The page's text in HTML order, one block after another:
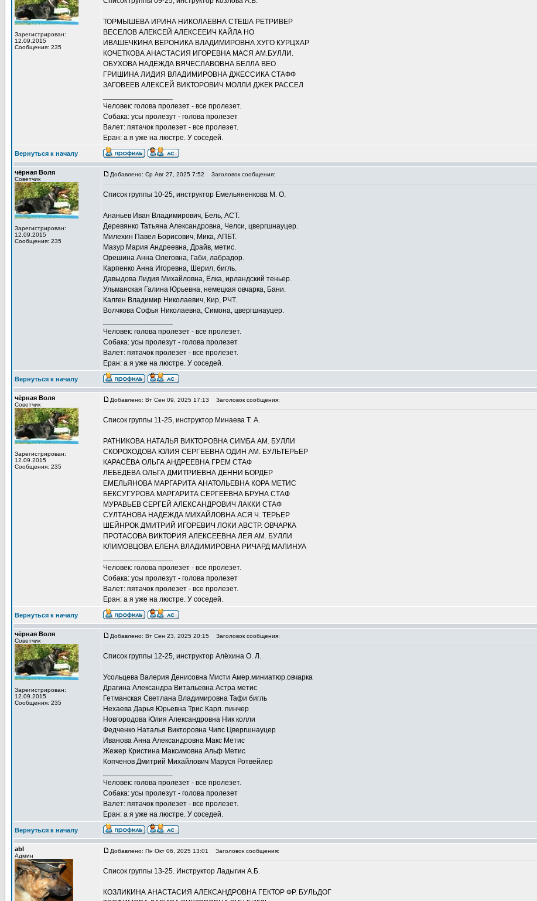
Зарегистрирован:
12.09.2015
Сообщения: 235
ТОРМЫШЕВА ИРИНА НИКОЛАЕВНА СТЕША РЕТРИВЕР
ВЕСЕЛОВ АЛЕКСЕЙ АЛЕКСЕЕИЧ КАЙЛА НО
ИВАШЕЧКИНА ВЕРОНИКА ВЛАДИМИРОВНА ХУГО КУРЦХАР
КОЧЕТКОВА АНАСТАСИЯ ИГОРЕВНА МАСЯ АМ.БУЛЛИ.
ОБУХОВА НАДЕЖДА ВЯЧЕСЛАВОВНА БЕЛЛА ВЕО
ГРИШИНА ЛИДИЯ ВЛАДИМИРОВНА ДЖЕССИКА СТАФФ
ЗАГОВЕЕВ АЛЕКСЕЙ ВИКТОРОВИЧ МОЛЛИ ДЖЕК РАССЕЛ
Человек: голова пролезет - все пролезет.
Собака: усы пролезут - голова пролезет
Валет: пятачок пролезет - все пролезет.
Еран: а я уже на люстре. У соседей.
Вернуться к началу
чёрная Воля
Советчик
Зарегистрирован:
12.09.2015
Сообщения: 235
Добавлено: Ср Авг 27, 2025 7:52 Заголовок сообщения:
Список группы 10-25, инструктор Емельяненкова М. О.
Ананьев Иван Владимирович, Бель, АСТ.
Деревянко Татьяна Александровна, Челси, цвергшнауцер.
Милехин Павел Борисович, Мика, АПБТ.
Мазур Мария Андреевна, Драйв, метис.
Орешина Анна Олеговна, Габи, лабрадор.
Карпенко Анна Игоревна, Шерил, бигль.
Давыдова Лидия Михайловна, Ёлка, ирландский теньер.
Ульманская Галина Юрьевна, немецкая овчарка, Бани.
Калген Владимир Николаевич, Кир, РЧТ.
Волчкова Софья Николаевна, Симона, цвергшнауцер.
Человек: голова пролезет - все пролезет.
Собака: усы пролезут - голова пролезет
Валет: пятачок пролезет - все пролезет.
Еран: а я уже на люстре. У соседей.
Вернуться к началу
чёрная Воля
Советчик
Зарегистрирован:
12.09.2015
Сообщения: 235
Добавлено: Вт Сен 09, 2025 17:13 Заголовок сообщения:
Список группы 11-25, инструктор Минаева Т. А.
РАТНИКОВА НАТАЛЬЯ ВИКТОРОВНА СИМБА АМ. БУЛЛИ
СКОРОХОДОВА ЮЛИЯ СЕРГЕЕВНА ОДИН АМ. БУЛЬТЕРЬЕР
КАРАСЁВА ОЛЬГА АНДРЕЕВНА ГРЕМ СТАФ
ЛЕБЕДЕВА ОЛЬГА ДМИТРИЕВНА ДЕННИ БОРДЕР
ЕМЕЛЬЯНОВА МАРГАРИТА АНАТОЛЬЕВНА КОРА МЕТИС
БЕКСУГУРОВА МАРГАРИТА СЕРГЕЕВНА БРУНА СТАФ
МУРАВЬЕВ СЕРГЕЙ АЛЕКСАНДРОВИЧ ЛАККИ СТАФ
СУЛТАНОВА НАДЕЖДА МИХАЙЛОВНА АСЯ Ч. ТЕРЬЕР
ШЕЙНРОК ДМИТРИЙ ИГОРЕВИЧ ЛОКИ АВСТР. ОВЧАРКА
ПРОТАСОВА ВИКТОРИЯ АЛЕКСЕЕВНА ЛЕЯ АМ. БУЛЛИ
КЛИМОВЦОВА ЕЛЕНА ВЛАДИМИРОВНА РИЧАРД МАЛИНУА
Человек: голова пролезет - все пролезет.
Собака: усы пролезут - голова пролезет
Валет: пятачок пролезет - все пролезет.
Еран: а я уже на люстре. У соседей.
Вернуться к началу
чёрная Воля
Советчик
Зарегистрирован:
12.09.2015
Сообщения: 235
Добавлено: Вт Сен 23, 2025 20:15 Заголовок сообщения:
Список группы 12-25, инструктор Алёхина О. Л.
Усольцева Валерия Денисовна Мисти Амер.миниатюр.овчарка
Драгина Александра Витальевна Астра метис
Гетманская Светлана Владимировна Тафи бигль
Нехаева Дарья Юрьевна Трис Карл. пинчер
Новгородова Юлия Александровна Ник колли
Федченко Наталья Викторовна Чипс Цвергшнауцер
Иванова Анна Александровна Макс Метис
Жежер Кристина Максимовна Альф Метис
Копченов Дмитрий Михайлович Маруся Ротвейлер
Человек: голова пролезет - все пролезет.
Собака: усы пролезут - голова пролезет
Валет: пятачок пролезет - все пролезет.
Еран: а я уже на люстре. У соседей.
Вернуться к началу
abl
Админ
Добавлено: Пн Окт 06, 2025 13:01 Заголовок сообщения:
Список группы 13-25. Инструктор Ладыгин А.Б.
КОЗЛИКИНА АНАСТАСИЯ АЛЕКСАНДРОВНА ГЕКТОР ФР. БУЛЬДОГ